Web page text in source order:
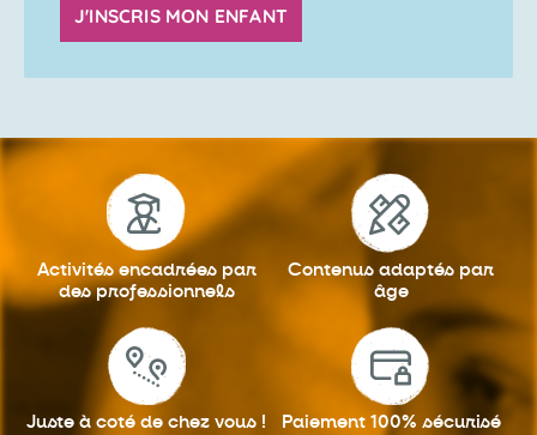
J'INSCRIS MON ENFANT
Activités encadrées par
des professionnels
Contenus adaptés par
âge
Juste à coté de chez vous ! Paiement 100% sécurisé